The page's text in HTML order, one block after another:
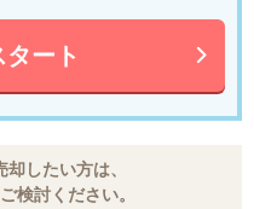
ート
したい方は、
検討ください。